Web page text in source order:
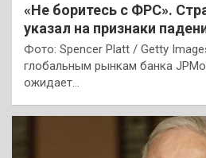
«Не боритесь с ФРС».
указал на признаки
Фото: Spencer Platt / Getty
глобальным рынкам банка
ожидает…